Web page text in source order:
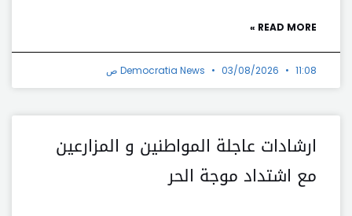
READ MORE »
Democratia News 03/08/2026 11:08 ص
ارشادات عاجلة المواطنين و المزارعين
مع اشتداد موجة الحر